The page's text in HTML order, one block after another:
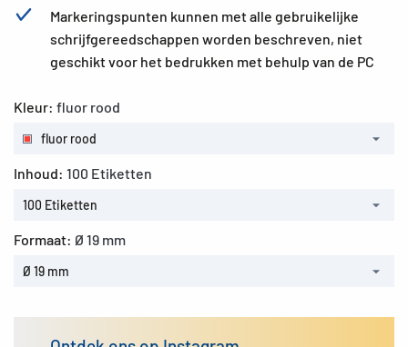
Markeringspunten kunnen met alle gebruikelijke
schrijfgereedschappen worden beschreven, niet
geschikt voor het bedrukken met behulp van de PC
Kleur: fluor rood
fluor rood
Inhoud: 100 Etiketten
100 Etiketten
Formaat: Ø 19 mm
Ø 19 mm